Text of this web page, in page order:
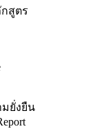
สูตร
ยั่งยืน